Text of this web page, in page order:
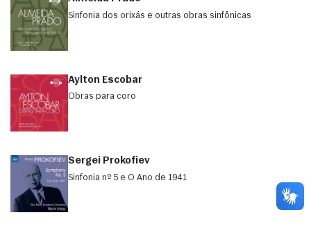
Sinfonia dos orixás e outras obras sinfônicas
Aylton Escobar
Obras para coro
Sergei Prokofiev
Sinfonia nº 5 e O Ano de 1941